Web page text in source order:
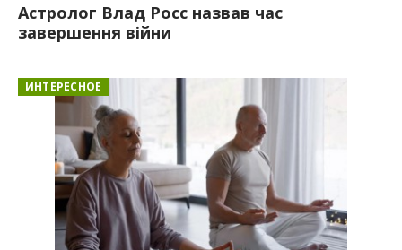
Астролог Влад Росс назвав час
завершення війни
ИНТЕРЕСНОЕ